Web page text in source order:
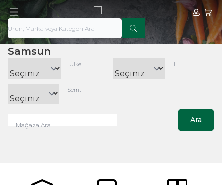
Hesabım
Samsun
Ülke İl
Semt
Mağaza Ara
Ara